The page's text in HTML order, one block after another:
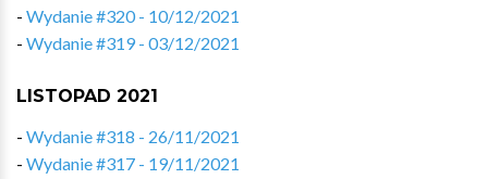
- Wydanie #320 - 10/12/2021
- Wydanie #319 - 03/12/2021
LISTOPAD 2021
- Wydanie #318 - 26/11/2021
- Wydanie #317 - 19/11/2021